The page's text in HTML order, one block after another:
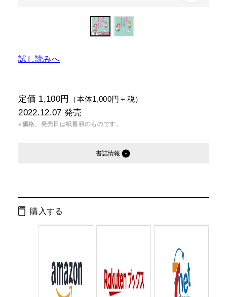
試し読みへ
定価 1,100円 （本体1,000円＋税）
2022.12.07 発売
※価格、発売日は紙書籍のものです。
書誌情報
ISBN：
購入する